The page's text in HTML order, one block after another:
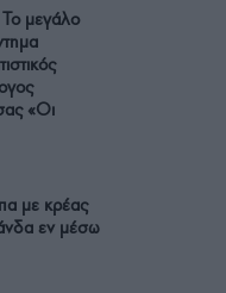
μεγάλο
«Οι
με κρέας
εν μέσω